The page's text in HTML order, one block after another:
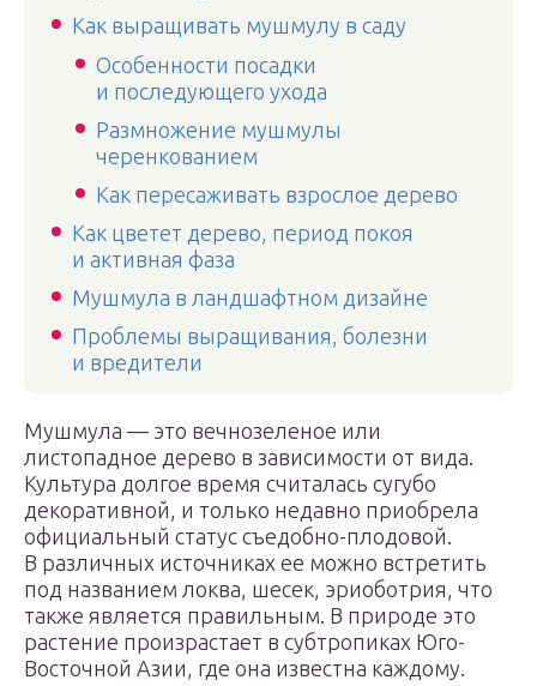
Как выращивать мушмулу в саду
Особенности посадки
и последующего ухода
Размножение мушмулы
черенкованием
Как пересаживать взрослое дерево
Как цветет дерево, период покоя
и активная фаза
Мушмула в ландшафтном дизайне
Проблемы выращивания, болезни
и вредители
Мушмула — это вечнозеленое или
листопадное дерево в зависимости от вида.
Культура долгое время считалась сугубо
декоративной, и только недавно приобрела
официальный статус съедобно-плодовой.
В различных источниках ее можно встретить
под названием локва, шесек, эриоботрия, что
также является правильным. В природе это
растение произрастает в субтропиках Юго-
Восточной Азии, где она известна каждому.